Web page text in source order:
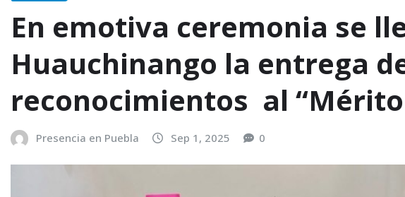
En emotiva ceremonia se
Huauchinango la entrega
reconocimientos al “Mérito
Presencia en Puebla Sep 1, 2025 0